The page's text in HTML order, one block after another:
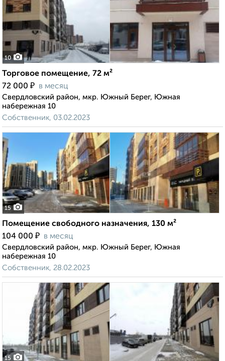
10
Торговое помещение, 72 м²
72 000 ₽ в месяц
Свердловский район, мкр. Южный Берег, Южная
набережная 10
Собственник, 03.02.2023
15
Помещение свободного назначения, 130 м²
104 000 ₽ в месяц
Свердловский район, мкр. Южный Берег, Южная
набережная 10
Собственник, 28.02.2023
15